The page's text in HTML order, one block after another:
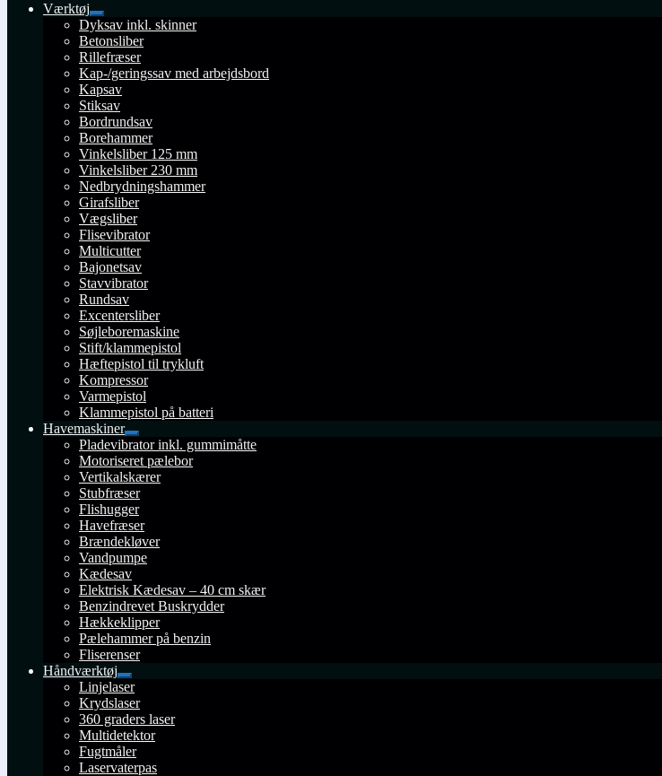
Værktøj
Udfold
undermenu
Dyksav inkl. skinner
Betonsliber
Rillefræser
Kap-/geringssav med arbejdsbord
Kapsav
Stiksav
Bordrundsav
Borehammer
Vinkelsliber 125 mm
Vinkelsliber 230 mm
Nedbrydningshammer
Girafsliber
Vægsliber
Flisevibrator
Multicutter
Bajonetsav
Stavvibrator
Rundsav
Excentersliber
Søjleboremaskine
Stift/klammepistol
Hæftepistol til trykluft
Kompressor
Varmepistol
Klammepistol på batteri
Havemaskiner
Udfold
undermenu
Pladevibrator inkl. gummimåtte
Motoriseret pælebor
Vertikalskærer
Stubfræser
Flishugger
Havefræser
Brændekløver
Vandpumpe
Kædesav
Elektrisk Kædesav – 40 cm skær
Benzindrevet Buskrydder
Hækkeklipper
Pælehammer på benzin
Fliserenser
Håndværktøj
Udfold
undermenu
Linjelaser
Krydslaser
360 graders laser
Multidetektor
Fugtmåler
Laservaterpas